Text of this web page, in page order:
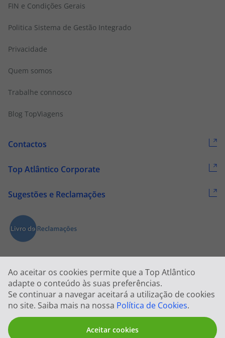
Ao aceitar os cookies permite que a Top Atlântico
adapte o conteúdo às suas preferências.
Se continuar a navegar aceitará a utilização de cookies
no site. Saiba mais na nossa Política de Cookies.
Aceitar cookies
FIN e Condições Gerais
Politica Sistema de Gestão Integrado
Privacidade
Quem somos
Trabalhe connosco
Blog TopViagens
Contactos
Top Atlântico Corporate
Sugestões e Reclamações
2026 © Todos os direitos reservados:Top Atlântico, Viagens e Turismo